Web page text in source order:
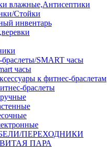
влажные,Антисептики
Стойки
инвентарь
SMART часы
часы
к фитнес-браслетам
браслеты
ПЕРЕХОДНИКИ
ВИТАЯ ПАРА